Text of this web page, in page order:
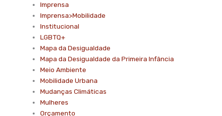
Imprensa
Imprensa>Mobilidade
Institucional
LGBTQ+
Mapa da Desigualdade
Mapa da Desigualdade da Primeira Infância
Meio Ambiente
Mobilidade Urbana
Mudanças Climáticas
Mulheres
Orçamento